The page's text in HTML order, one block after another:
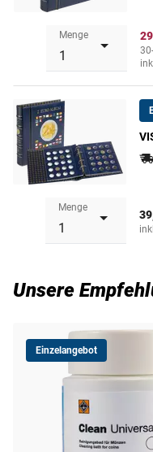
Inhalt pro Packung: 2
Menge
Menge
Unsere
Einzelangebot